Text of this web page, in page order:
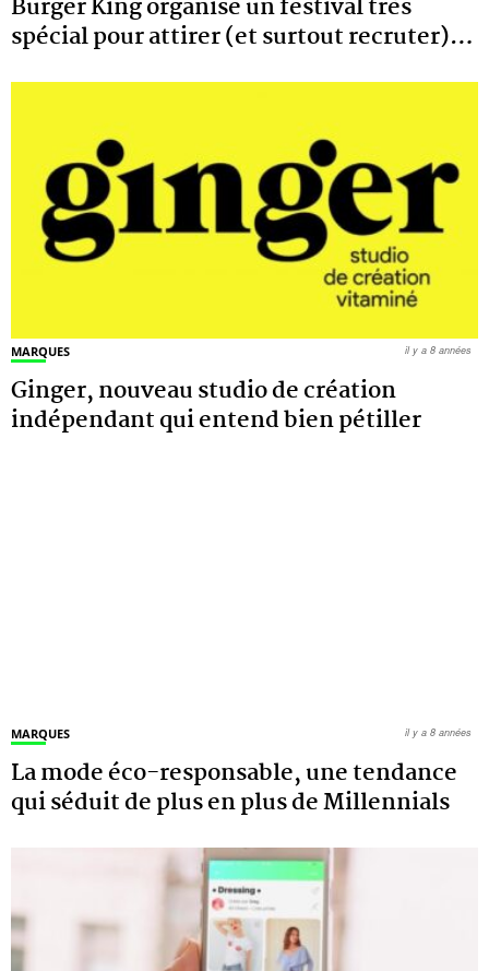
Burger King organise un festival très
spécial pour attirer (et surtout recruter)…
MARQUES
Ginger, nouveau studio de création
indépendant qui entend bien pétiller
il y a 8 années
MARQUES
La mode éco-responsable, une tendance
qui séduit de plus en plus de Millennials
il y a 8 années